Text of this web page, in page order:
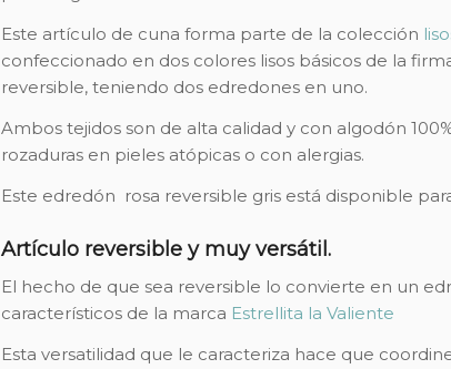
Este artículo de cuna forma parte de la colección
confeccionado en dos colores lisos básicos de la
reversible, teniendo dos edredones en uno.
Ambos tejidos son de alta calidad y con algodón
rozaduras en pieles atópicas o con alergias.
Este edredón rosa reversible gris está disponible
Artículo reversible y muy versátil.
El hecho de que sea reversible lo convierte en un
característicos de la marca Estrellita la Valiente
Esta versatilidad que le caracteriza hace que